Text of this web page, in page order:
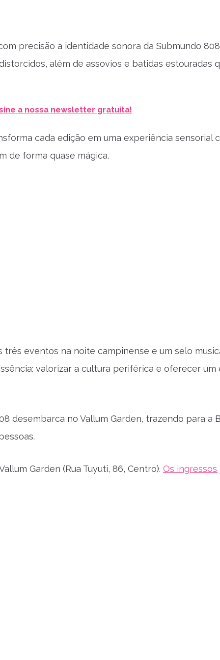
precisão a identidade sonora da Submundo
além de assovios e batidas estouradas
a nossa newsletter gratuita!
cada edição em uma experiência sensorial
de forma quase mágica.
eventos na noite campinense e um selo
valorizar a cultura periférica e oferecer um
desembarca no Vallum Garden, trazendo para a
Garden (Rua Tuyuti, 86, Centro). Os ingressos